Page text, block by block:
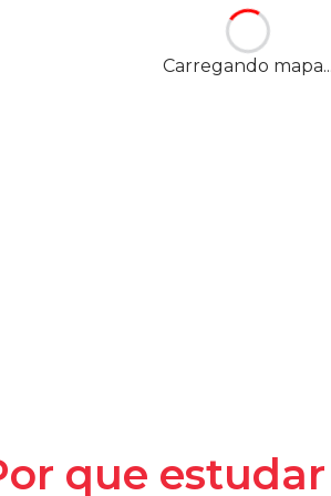
Carregando mapa...
que